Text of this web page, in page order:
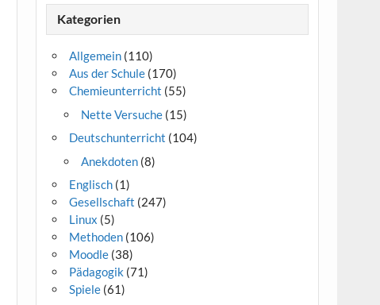
Kategorien
Allgemein (110)
Aus der Schule (170)
Chemieunterricht (55)
Nette Versuche (15)
Deutschunterricht (104)
Anekdoten (8)
Englisch (1)
Gesellschaft (247)
Linux (5)
Methoden (106)
Moodle (38)
Pädagogik (71)
Spiele (61)